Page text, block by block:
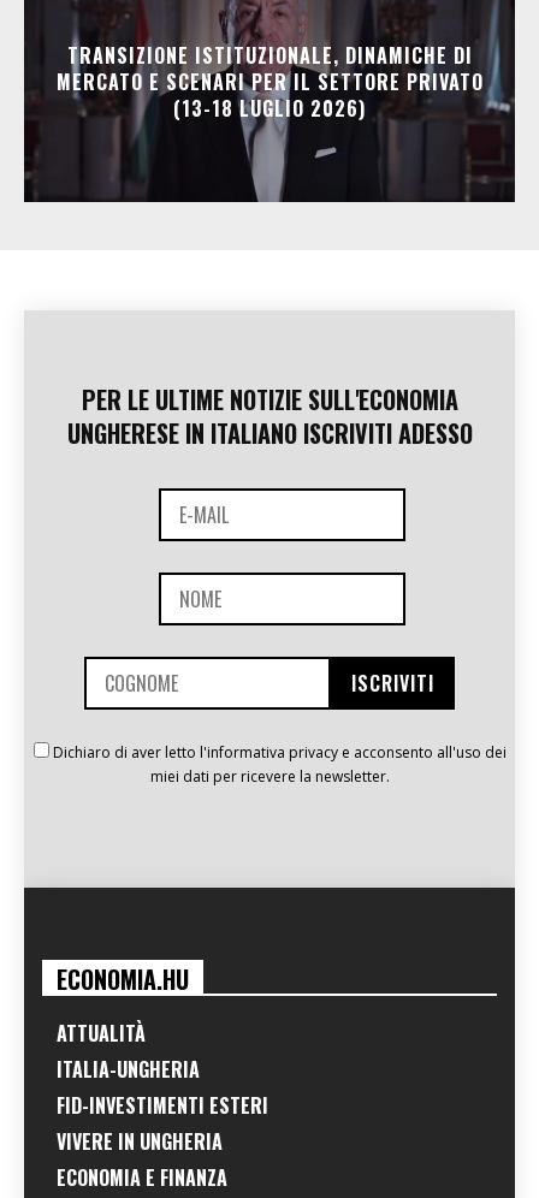
TRANSIZIONE ISTITUZIONALE, DINAMICHE DI
MERCATO E SCENARI PER IL SETTORE PRIVATO
(13-18 LUGLIO 2026)
PER LE ULTIME NOTIZIE SULL'ECONOMIA
UNGHERESE IN ITALIANO ISCRIVITI ADESSO
Dichiaro di aver letto l'informativa privacy e acconsento all'uso dei
miei dati per ricevere la newsletter.
ECONOMIA.HU
ATTUALITÀ
ITALIA-UNGHERIA
FID-INVESTIMENTI ESTERI
VIVERE IN UNGHERIA
ECONOMIA E FINANZA